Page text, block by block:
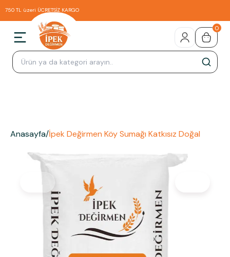
750 TL üzeri ÜCRETSİZ KARGO
0
Anasayfa/İpek Değirmen Köy Sumağı Katkısız Doğal